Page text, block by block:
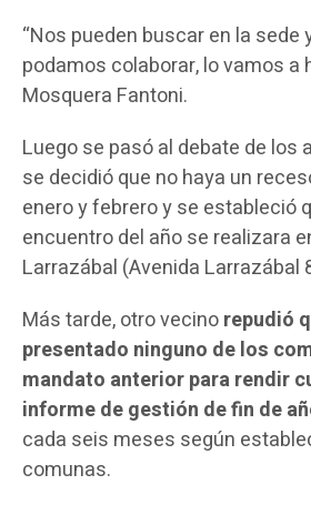
“Nos pueden buscar en la sede
podamos colaborar, lo vamos a
Mosquera Fantoni.
Luego se pasó al debate de los
se decidió que no haya un
enero y febrero y se estableció
encuentro del año se realizara
Larrazábal (Avenida Larrazábal
Más tarde, otro vecinorepudió
presentado ninguno de los
mandato anterior para rendir
informe de gestión de fin de
cada seis meses según
comunas.